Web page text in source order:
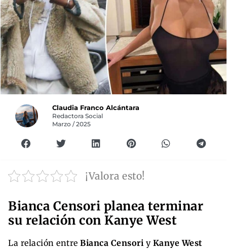
Claudia Franco Alcántara
Redactora Social
Marzo / 2025
¡Valora esto!
Bianca Censori planea terminar
su relación con Kanye West
La relación entre Bianca Censori y Kanye West